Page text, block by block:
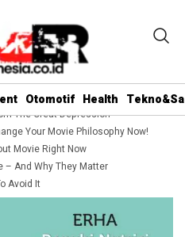
Otomotif Health
The Great Depression
Your Movie Philosophy Now!
Movie Right Now
– And Why They Matter
Avoid It